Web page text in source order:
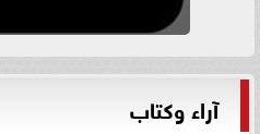
آراء وكتاب